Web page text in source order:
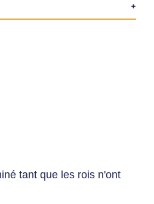
tant que les rois n'ont